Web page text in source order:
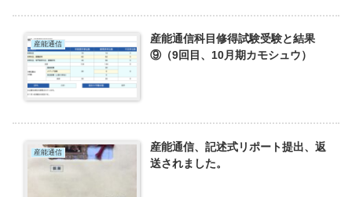
産能通信
産能通信科目修得試験受験と結果
⑨（9回目、10月期カモシュウ）
産能通信
産能通信、記述式リポート提出、返
送されました。